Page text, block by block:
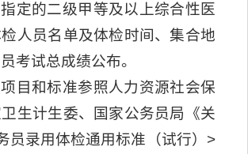
定的二级甲等及以上综合性医
人员名单及体检时间、集合地
考试总成绩公布。
目和标准参照人力资源社会保
生计生委、国家公务员局《关
员录用体检通用标准（试行）>